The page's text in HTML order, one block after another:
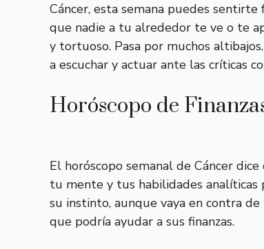
Cáncer, esta semana puedes
que nadie a tu alrededor te ve o te
y tortuoso. Pasa por muchos
a escuchar y actuar ante las críticas
Horóscopo de
El horóscopo semanal de Cáncer
tu mente y tus habilidades analíticas
su instinto, aunque vaya en contra
que podría ayudar a sus finanzas.